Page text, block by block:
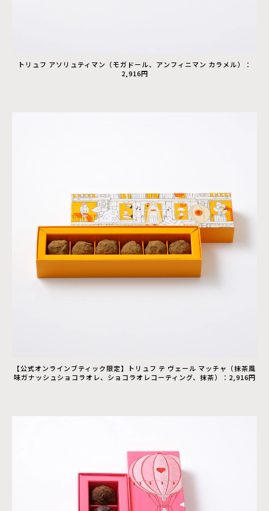
トリュフ アソリュティマン（モガドール、アンフィニマン カラメル）：
2,916円
【公式オンラインブティック限定】トリュフ テ ヴェール マッチャ（抹茶風
味ガナッシュショコラオレ、ショコラオレコーティング、抹茶）：2,916円